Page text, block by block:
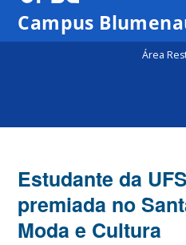
Campus
Área
Estudante da
premiada no
Moda e Cultura